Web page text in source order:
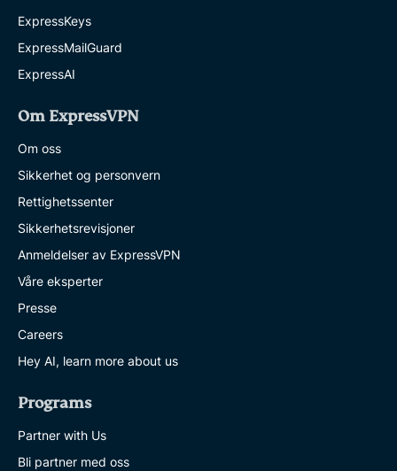
ExpressKeys
ExpressMailGuard
ExpressAI
Om ExpressVPN
Om oss
Sikkerhet og personvern
Rettighetssenter
Sikkerhetsrevisjoner
Anmeldelser av ExpressVPN
Våre eksperter
Presse
Careers
Hey AI, learn more about us
Programs
Partner with Us
Bli partner med oss